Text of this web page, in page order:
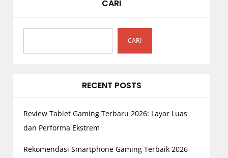
CARI
CARI
RECENT POSTS
Review Tablet Gaming Terbaru 2026: Layar Luas
dan Performa Ekstrem
Rekomendasi Smartphone Gaming Terbaik 2026